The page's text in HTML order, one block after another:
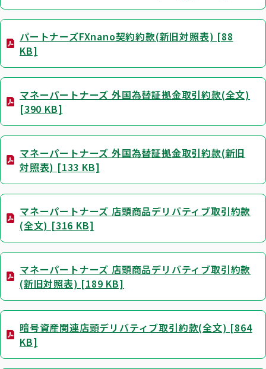
パートナーズFXnano契約約款(新旧対照表) [88
KB]
マネーパートナーズ 外国為替証拠金取引約款(全文)
[390 KB]
マネーパートナーズ 外国為替証拠金取引約款(新旧
対照表) [133 KB]
マネーパートナーズ 店頭商品デリバティブ取引約款
(全文) [316 KB]
マネーパートナーズ 店頭商品デリバティブ取引約款
(新旧対照表) [189 KB]
暗号資産関連店頭デリバティブ取引約款(全文) [864
KB]